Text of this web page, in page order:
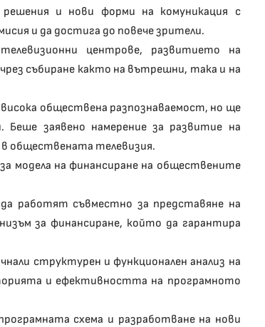
и нови форми на комуникация с
и да достига до повече зрители.
центрове, развитието на
събиране както на вътрешни, така и на
обществена разпознаваемост, но ще
заявено намерение за развитие на
обществената телевизия.
модела на финансиране на обществените
работят съвместно за представяне на
за финансиране, който да гарантира
структурен и функционален анализ на
и ефективността на програмното
схема и разработване на нови